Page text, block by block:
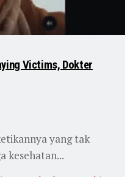
Victims, Dokter
yang tak
kesehatan...